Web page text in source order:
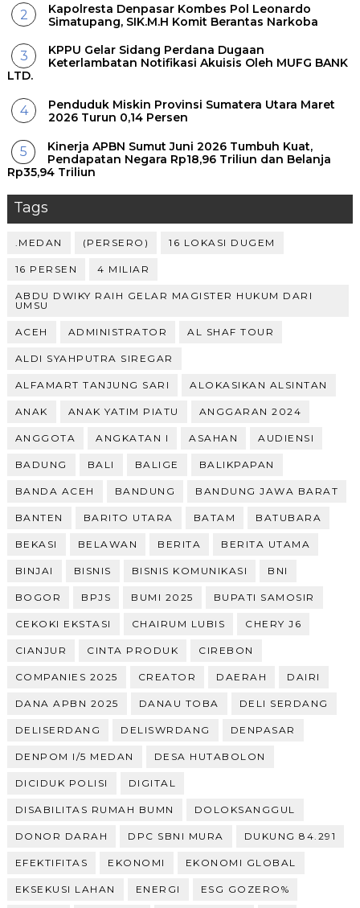
Kapolresta Denpasar Kombes Pol Leonardo
Simatupang, SIK.M.H Komit Berantas Narkoba
KPPU Gelar Sidang Perdana Dugaan
Keterlambatan Notifikasi Akuisis Oleh MUFG BANK
LTD.
Penduduk Miskin Provinsi Sumatera Utara Maret
2026 Turun 0,14 Persen
Kinerja APBN Sumut Juni 2026 Tumbuh Kuat,
Pendapatan Negara Rp18,96 Triliun dan Belanja
Rp35,94 Triliun
Tags
.MEDAN (PERSERO) 16 LOKASI DUGEM
16 PERSEN 4 MILIAR
ABDU DWIKY RAIH GELAR MAGISTER HUKUM DARI
UMSU
ACEH ADMINISTRATOR AL SHAF TOUR
ALDI SYAHPUTRA SIREGAR
ALFAMART TANJUNG SARI ALOKASIKAN ALSINTAN
ANAK ANAK YATIM PIATU ANGGARAN 2024
ANGGOTA ANGKATAN I ASAHAN AUDIENSI
BADUNG BALI BALIGE BALIKPAPAN
BANDA ACEH BANDUNG BANDUNG JAWA BARAT
BANTEN BARITO UTARA BATAM BATUBARA
BEKASI BELAWAN BERITA BERITA UTAMA
BINJAI BISNIS BISNIS KOMUNIKASI BNI
BOGOR BPJS BUMI 2025 BUPATI SAMOSIR
CEKOKI EKSTASI CHAIRUM LUBIS CHERY J6
CIANJUR CINTA PRODUK CIREBON
COMPANIES 2025 CREATOR DAERAH DAIRI
DANA APBN 2025 DANAU TOBA DELI SERDANG
DELISERDANG DELISWRDANG DENPASAR
DENPOM I/5 MEDAN DESA HUTABOLON
DICIDUK POLISI DIGITAL
DISABILITAS RUMAH BUMN DOLOKSANGGUL
DONOR DARAH DPC SBNI MURA DUKUNG 84.291
EFEKTIFITAS EKONOMI EKONOMI GLOBAL
EKSEKUSI LAHAN ENERGI ESG GOZERO%